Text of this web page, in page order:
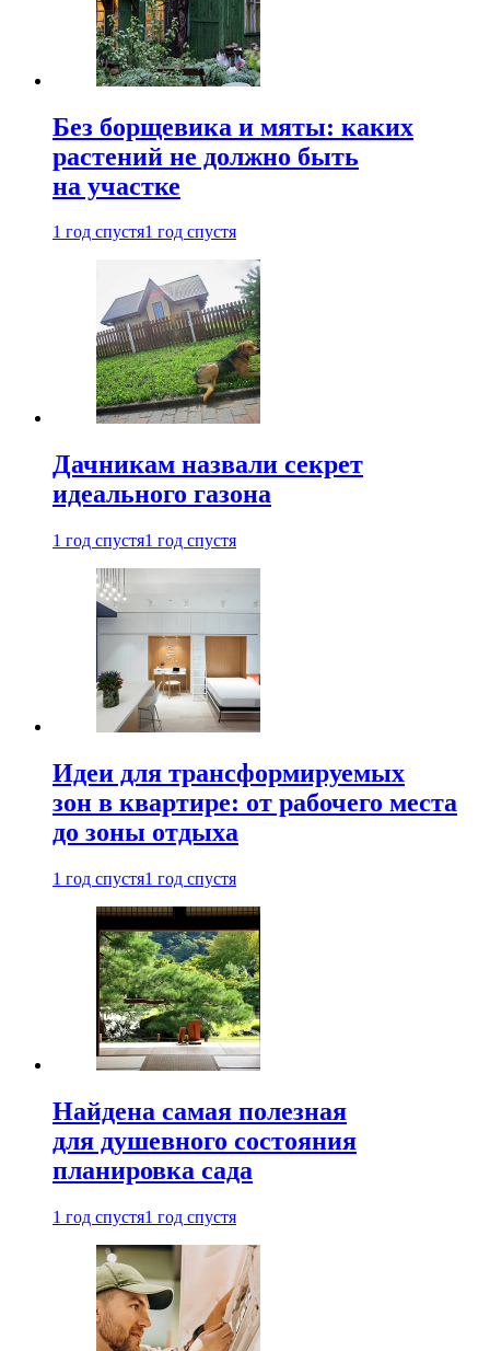
Без борщевика и мяты: каких
растений не должно быть
на участке
1 год спустя1 год спустя
Дачникам назвали секрет
идеального газона
1 год спустя1 год спустя
Идеи для трансформируемых
зон в квартире: от рабочего места
до зоны отдыха
1 год спустя1 год спустя
Найдена самая полезная
для душевного состояния
планировка сада
1 год спустя1 год спустя